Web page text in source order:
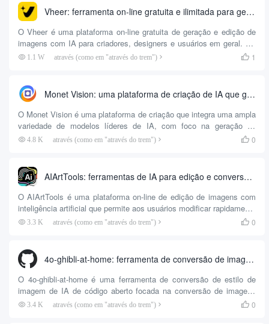
uma imagem personalizada da versão Q, e os usuários não
precisam ter nenhuma habilidade de desenho. Ele oferece...
Vheer: ferramenta on-line gratuita e ilimitada para gerar imagens e vídeos com IA
O Vheer é uma plataforma on-line gratuita de geração e edição de
imagens com IA para criadores, designers e usuários em geral. Os
usuários podem gerar rapidamente imagens de alta qualidade
oferece conversão de texto em imagem, conversão de estilo de
imagem, remoção de plano de fundo, imagem em vídeo etc. A
operação é simples e intuitiva, adequada para...
1.1 W através (como em "através do trem")  1
Monet Vision: uma plataforma de criação de IA que gera imagens e vídeos profissionais com um clique
O Monet Vision é uma plataforma de criação que integra uma ampla
variedade de modelos líderes de IA, com foco na geração de
imagens, transformação de estilo e produção de vídeo. Os usuários
com apenas uma conta. A interface da plataforma é simples e fácil
de usar, adequada para...
4.8 K através (como em "através do trem")  0
AIArtTools: ferramentas de IA para edição e conversão rápidas de imagens com descrições de texto
O AIArtTools é uma plataforma on-line de edição de imagens com
inteligência artificial que permite aos usuários modificar rapidamente
imagens com descrições de texto simples, como converter estilos
tornam adequada para designers, criadores de conteúdo e usuários
em geral. Os usuários podem experimentar os recursos básicos
gratuitamente, como conversão de estilo e...
3.3 K através (como em "através do trem")  0
4o-ghibli-at-home: ferramenta de conversão de imagens no estilo Ghibli executada localmente
O 4o-ghibli-at-home é uma ferramenta de conversão de estilo de
imagem de IA de código aberto focada na conversão de imagens
carregadas pelo usuário em obras de arte no estilo do Studio Ghibli.
3.4 K através (como em "através do trem")  0